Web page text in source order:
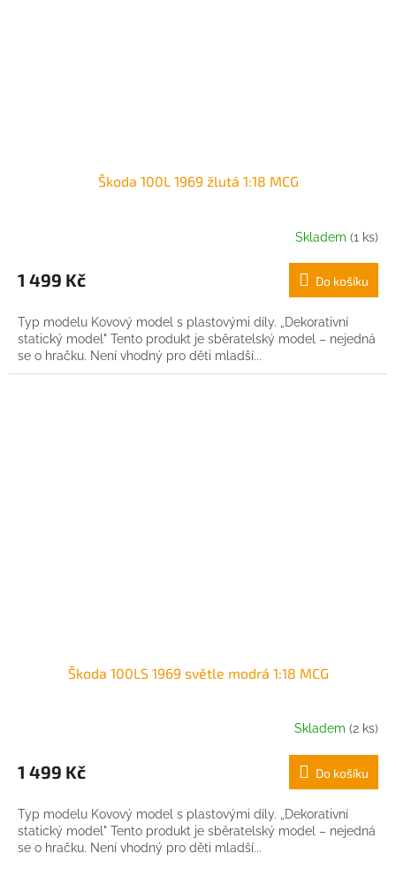
Škoda 100L 1969 žlutá 1:18 MCG
Skladem (1 ks)
1 499 Kč Do košíku
Typ modelu Kovový model s plastovými díly. „Dekorativní
statický model" Tento produkt je sběratelský model – nejedná
se o hračku. Není vhodný pro děti mladší...
Škoda 100LS 1969 světle modrá 1:18 MCG
Skladem (2 ks)
1 499 Kč Do košíku
Typ modelu Kovový model s plastovými díly. „Dekorativní
statický model" Tento produkt je sběratelský model – nejedná
se o hračku. Není vhodný pro děti mladší...